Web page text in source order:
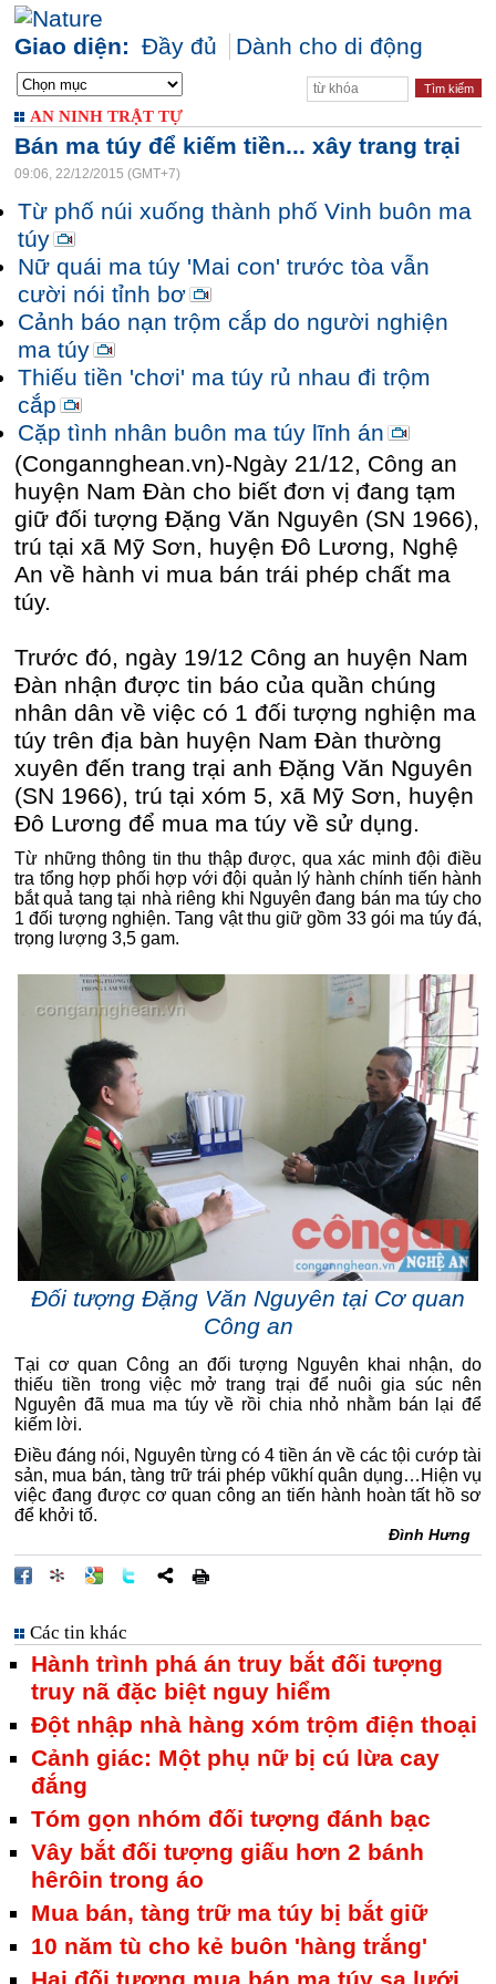
Giao diện: Đầy đủ Dành cho di động
AN NINH TRẬT TỰ
Bán ma túy để kiếm tiền... xây trang trại
09:06, 22/12/2015 (GMT+7)
Từ phố núi xuống thành phố Vinh buôn ma
túy
Nữ quái ma túy 'Mai con' trước tòa vẫn
cười nói tỉnh bơ
Cảnh báo nạn trộm cắp do người nghiện
ma túy
Thiếu tiền 'chơi' ma túy rủ nhau đi trộm
cắp
Cặp tình nhân buôn ma túy lĩnh án
(Congannghean.vn)-Ngày 21/12, Công an
huyện Nam Đàn cho biết đơn vị đang tạm
giữ đối tượng Đặng Văn Nguyên (SN 1966),
trú tại xã Mỹ Sơn, huyện Đô Lương, Nghệ
An về hành vi mua bán trái phép chất ma
túy.
Trước đó, ngày 19/12 Công an huyện Nam
Đàn nhận được tin báo của quần chúng
nhân dân về việc có 1 đối tượng nghiện ma
túy trên địa bàn huyện Nam Đàn thường
xuyên đến trang trại anh Đặng Văn Nguyên
(SN 1966), trú tại xóm 5, xã Mỹ Sơn, huyện
Đô Lương để mua ma túy về sử dụng.
Từ những thông tin thu thập được, qua xác minh đội điều
tra tổng hợp phối hợp với đội quản lý hành chính tiến hành
bắt quả tang tại nhà riêng khi Nguyên đang bán ma túy cho
1 đối tượng nghiện. Tang vật thu giữ gồm 33 gói ma túy đá,
trọng lượng 3,5 gam.
Đối tượng Đặng Văn Nguyên tại Cơ quan
Công an
Tại cơ quan Công an đối tượng Nguyên khai nhận, do
thiếu tiền trong việc mở trang trại để nuôi gia súc nên
Nguyên đã mua ma túy về rồi chia nhỏ nhằm bán lại để
kiếm lời.
Điều đáng nói, Nguyên từng có 4 tiền án về các tội cướp tài
sản, mua bán, tàng trữ trái phép vũkhí quân dụng…Hiện vụ
việc đang được cơ quan công an tiến hành hoàn tất hồ sơ
để khởi tố.
Đình Hưng
Các tin khác
Hành trình phá án truy bắt đối tượng
truy nã đặc biệt nguy hiểm
Đột nhập nhà hàng xóm trộm điện thoại
Cảnh giác: Một phụ nữ bị cú lừa cay
đắng
Tóm gọn nhóm đối tượng đánh bạc
Vây bắt đối tượng giấu hơn 2 bánh
hêrôin trong áo
Mua bán, tàng trữ ma túy bị bắt giữ
10 năm tù cho kẻ buôn 'hàng trắng'